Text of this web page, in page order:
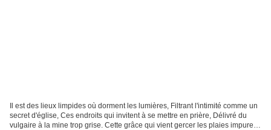
Il est des lieux limpides où dorment les lumières, Filtrant l'intimité comme un
secret d'église, Ces endroits qui invitent à se mettre en prière, Délivré du
vulgaire à la mine trop grise. Cette grâce qui vient gercer les plaies impures,